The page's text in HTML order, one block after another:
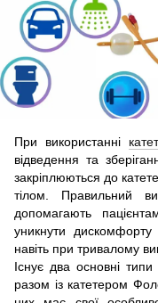
При використанні
відведення та
закріплюються до
тілом. Правильний
допомагають
уникнути дискомфорту
навіть при тривалому
Існує два основні
разом із катетером